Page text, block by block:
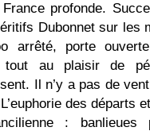
profonde.
Dubonnet sur les
arrêté, porte
tout au plaisir de
Il n’y a pas de
des départs
: banlieues